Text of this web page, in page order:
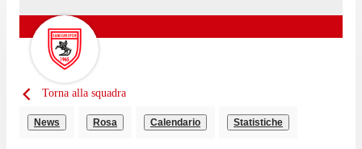
Torna alla squadra
News Rosa Calendario Statistiche